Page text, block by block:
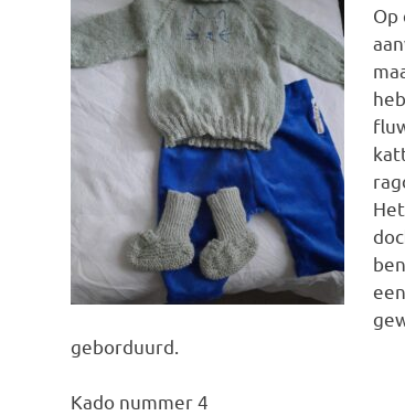
Op
geborduurd.
Kado nummer 4